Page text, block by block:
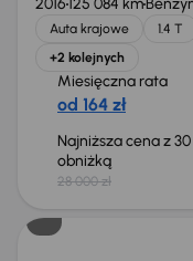
2016125 084 km
Auta krajowe 1.4 T
+2 kolejnych
Miesięczna rata
od 164 zł
Najniższa cena z
obniżką
28 000 zł
Taniej o 1 000 zł